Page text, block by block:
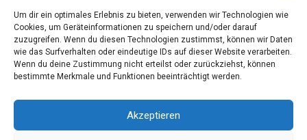
Um dir ein optimales Erlebnis zu bieten, verwenden wir Technologien wie
Cookies, um Geräteinformationen zu speichern und/oder darauf
zuzugreifen. Wenn du diesen Technologien zustimmst, können wir Daten
wie das Surfverhalten oder eindeutige IDs auf dieser Website verarbeiten.
Wenn du deine Zustimmung nicht erteilst oder zurückziehst, können
bestimmte Merkmale und Funktionen beeinträchtigt werden.
Akzeptieren
O-Ton: Wer muss Schaden für abgedriftete Silvesterraketen
zahlen? - 42.376 views
Kollegengespräch: Urteile zum Grillen- 42.063 views
Suchen bei Vorabs